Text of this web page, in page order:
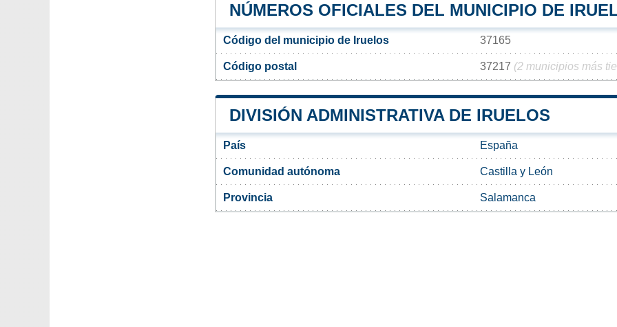
NÚMEROS OFICIALES DEL MUNICIPIO DE
Código del municipio de Iruelos 37165
Código postal 37217 (2 municipios más
DIVISIÓN ADMINISTRATIVA DE IRUELOS
País España
Comunidad autónoma Castilla y León
Provincia Salamanca